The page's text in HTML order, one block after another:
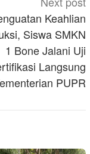
Keahlian
Siswa SMKN
1 Bone Jalani Uji
Langsung
PUPR